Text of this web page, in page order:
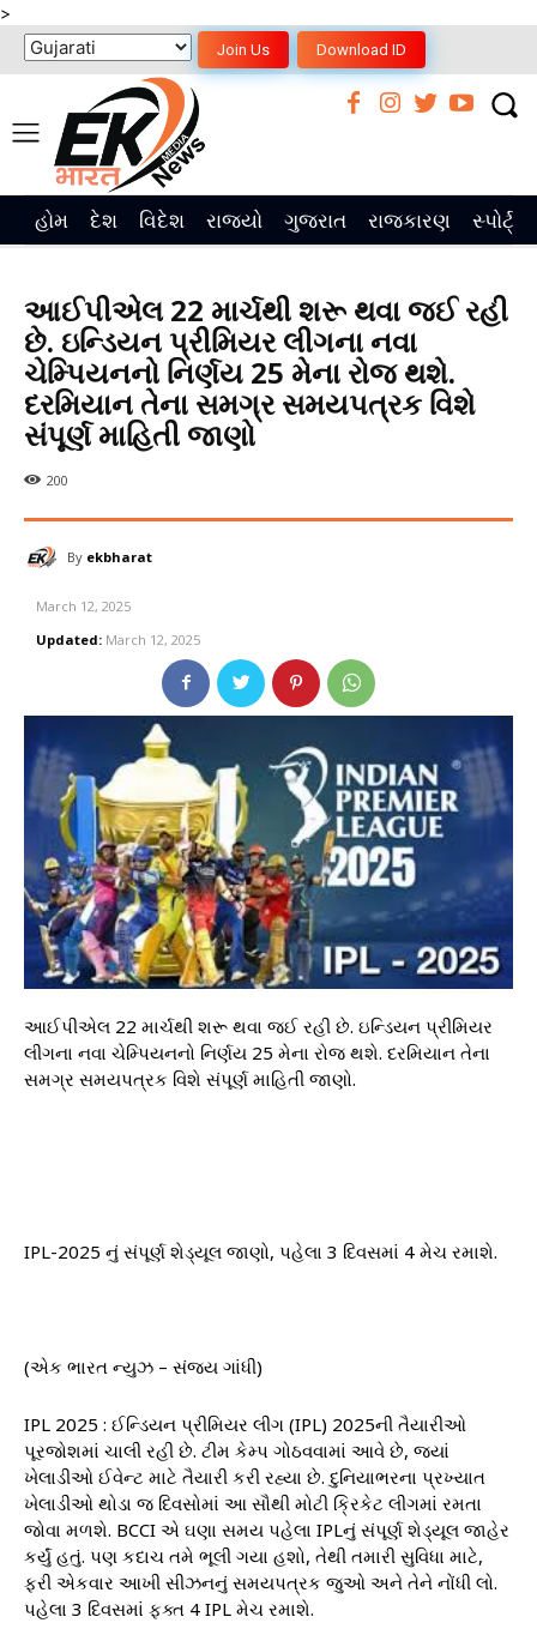
>
Join Us Download ID
હોમ દેશ વિદેશ રાજ્યો ગુજરાત રાજકારણ સ્પોર્ટ્સ
આઈપીએલ 22 માર્ચથી શરૂ થવા જઈ રહી
છે. ઇન્ડિયન પ્રીમિયર લીગના નવા
ચેમ્પિયનનો નિર્ણય 25 મેના રોજ થશે.
દરમિયાન તેના સમગ્ર સમયપત્રક વિશે
સંપૂર્ણ માહિતી જાણો
200
By ekbharat
March 12, 2025
Updated: March 12, 2025
આઈપીએલ 22 માર્ચથી શરૂ થવા જઈ રહી છે. ઇન્ડિયન પ્રીમિયર
લીગના નવા ચેમ્પિયનનો નિર્ણય 25 મેના રોજ થશે. દરમિયાન તેના
સમગ્ર સમયપત્રક વિશે સંપૂર્ણ માહિતી જાણો.
IPL-2025 નું સંપૂર્ણ શેડ્યૂલ જાણો, પહેલા 3 દિવસમાં 4 મેચ રમાશે.
(એક ભારત ન્યુઝ – સંજય ગાંધી)
IPL 2025 : ઈન્ડિયન પ્રીમિયર લીગ (IPL) 2025ની તૈયારીઓ
પૂરજોશમાં ચાલી રહી છે. ટીમ કેમ્પ ગોઠવવામાં આવે છે, જ્યાં
ખેલાડીઓ ઈવેન્ટ માટે તૈયારી કરી રહ્યા છે. દુનિયાભરના પ્રખ્યાત
ખેલાડીઓ થોડા જ દિવસોમાં આ સૌથી મોટી ક્રિકેટ લીગમાં રમતા
જોવા મળશે. BCCI એ ઘણા સમય પહેલા IPLનું સંપૂર્ણ શેડ્યૂલ જાહેર
કર્યું હતું. પણ કદાચ તમે ભૂલી ગયા હશો, તેથી તમારી સુવિધા માટે,
ફરી એકવાર આખી સીઝનનું સમયપત્રક જુઓ અને તેને નોંધી લો.
પહેલા 3 દિવસમાં ફક્ત 4 IPL મેચ રમાશે.